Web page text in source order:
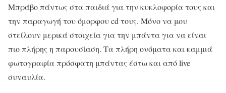
Μπράβο πάντως στα παιδιά για την κυκλοφορία τους και
την παραγωγή του όμορφου cd τους. Μόνο να μου
στείλουν μερικά στοιχεία για την μπάντα για να είναι
πιο πλήρης η παρουσίαση. Τα πλήρη ονόματα και καμμιά
φωτογραφία πρόσφατη μπάντας έστω και από live
συναυλία.